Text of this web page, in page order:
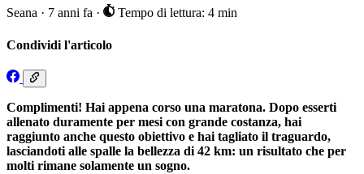
Seana · 7 anni fa · Tempo di lettura: 4 min
Condividi l'articolo
Complimenti! Hai appena corso una maratona. Dopo esserti
allenato duramente per mesi con grande costanza, hai
raggiunto anche questo obiettivo e hai tagliato il traguardo,
lasciandoti alle spalle la bellezza di 42 km: un risultato che per
molti rimane solamente un sogno.